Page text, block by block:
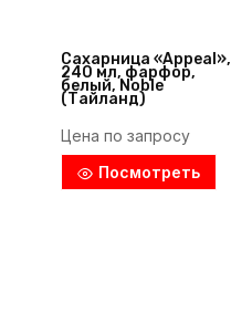
Сахарница «Appeal»,
240 мл, фарфор,
белый, Noble
(Тайланд)
Цена по запросу
Посмотреть